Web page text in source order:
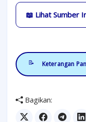
📖 Lihat Sumber
📝 Keterangan
Bagikan: